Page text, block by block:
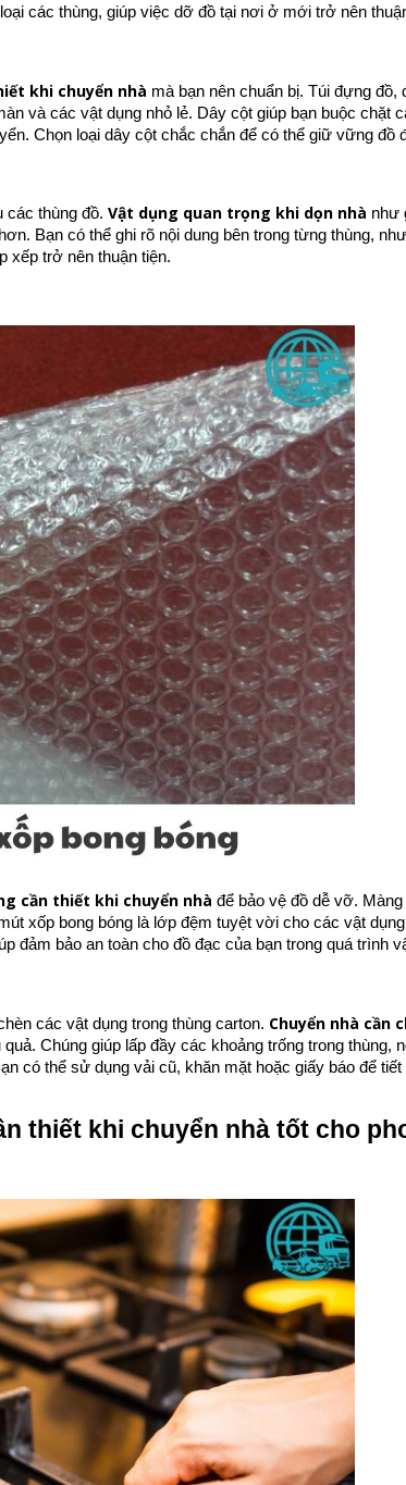
các thùng, giúp việc dỡ đồ tại nơi ở mới trở nên
khi chuyển nhà mà bạn nên chuẩn bị. Túi đựng đồ,
và các vật dụng nhỏ lẻ. Dây cột giúp bạn buộc chặt
Chọn loại dây cột chắc chắn để có thể giữ vững đồ
các thùng đồ. Vật dụng quan trọng khi dọn nhà như
Bạn có thể ghi rõ nội dung bên trong từng thùng,
xếp trở nên thuận tiện.
cần thiết khi chuyển nhà để bảo vệ đồ dễ vỡ.
xốp bong bóng là lớp đệm tuyệt vời cho các vật
đảm bảo an toàn cho đồ đạc của bạn trong quá trình
các vật dụng trong thùng carton. Chuyển nhà cần
Chúng giúp lấp đầy các khoảng trống trong thùng,
có thể sử dụng vải cũ, khăn mặt hoặc giấy báo để
thiết khi chuyển nhà tốt cho